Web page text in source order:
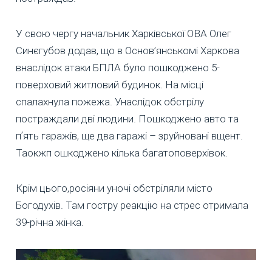
У свою чергу начальник Харківської ОВА Олег
Синєгубов додав, що в Основ’янськомі Харкова
внаслідок атаки БПЛА було пошкоджено 5-
поверховий житловий будинок. На місці
спалахнула пожежа. Унаслідок обстрілу
постраждали дві людини. Пошкоджено авто та
пʼять гаражів, ще два гаражі – зруйновані вщент.
Таокжп ошкоджено кілька багатоповерхівок.
Крім цього,росіяни уночі обстріляли місто
Богодухів. Там гостру реакцію на стрес отримала
39-річна жінка.